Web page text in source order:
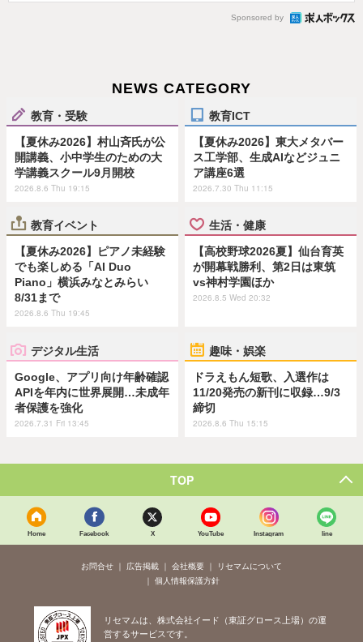
Sponsored by
NEWS CATEGORY
教育・受験
【夏休み2026】村山斉氏が公
開講義、小中学生のための大
学講義スクール9月開校
2026.8.6 Thu 19:15
教育ICT
【夏休み2026】東大メタバー
ス工学部、生成AIなどジュニ
ア講座6選
2026.7.30 Thu 11:15
教育イベント
【夏休み2026】ピアノ未経験
でも楽しめる「AI Duo
Piano」横浜みなとみらい
8/31まで
2026.8.6 Thu 19:45
生活・健康
【高校野球2026夏】仙台育英
が開幕戦勝利、第2日は東筑
vs神村学園ほか
2026.8.5 Wed 20:32
デジタル生活
Google、アプリ向け年齢確認
APIを年内に世界展開…未成年
者保護を強化
2026.7.31 Fri 13:45
趣味・娯楽
ドラえもん短歌、入選作は
11/20発売の新刊に収録…9/3
締切
2026.8.6 Thu 15:15
TOP
Home Facebook X YouTube Instagram line
お問合せ 広告掲載 会社概要
リセマムについて
個人情報保護方針
リセマムは、株式会社イード（東証グロース上場）の運
営するサービスです。